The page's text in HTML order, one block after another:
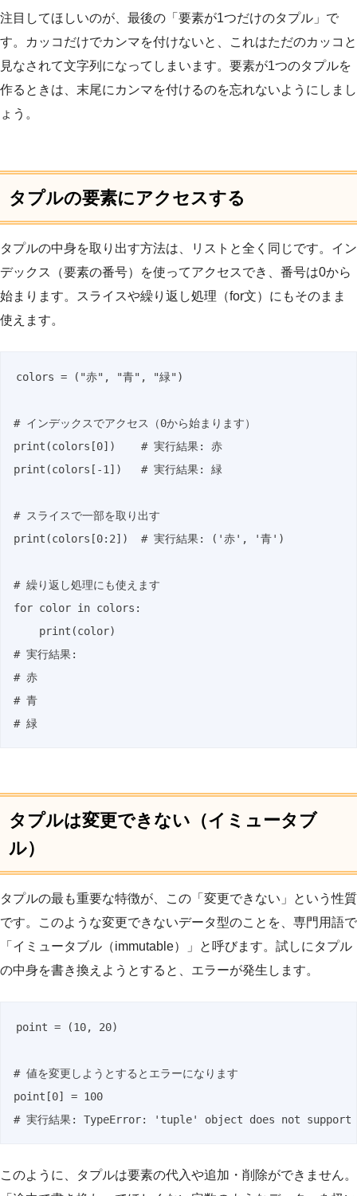
注目してほしいのが、最後の「要素が1つだけのタプル」で
す。カッコだけでカンマを付けないと、これはただのカッコと
見なされて文字列になってしまいます。要素が1つのタプルを
作るときは、末尾にカンマを付けるのを忘れないようにしまし
ょう。
タプルの要素にアクセスする
タプルの中身を取り出す方法は、リストと全く同じです。イン
デックス（要素の番号）を使ってアクセスでき、番号は0から
始まります。スライスや繰り返し処理（for文）にもそのまま
使えます。
colors = ("赤", "青", "緑")
# インデックスでアクセス（0から始まります）
print(colors[0])    # 実行結果: 赤
print(colors[-1])   # 実行結果: 緑
# スライスで一部を取り出す
print(colors[0:2])  # 実行結果: ('赤', '青')
# 繰り返し処理にも使えます
for color in colors:
    print(color)
# 実行結果:
# 赤
# 青
# 緑
タプルは変更できない（イミュータブ
ル）
タプルの最も重要な特徴が、この「変更できない」という性質
です。このような変更できないデータ型のことを、専門用語で
「イミュータブル（immutable）」と呼びます。試しにタプル
の中身を書き換えようとすると、エラーが発生します。
point = (10, 20)
# 値を変更しようとするとエラーになります
point[0] = 100
# 実行結果: TypeError: 'tuple' object does not support
このように、タプルは要素の代入や追加・削除ができません。